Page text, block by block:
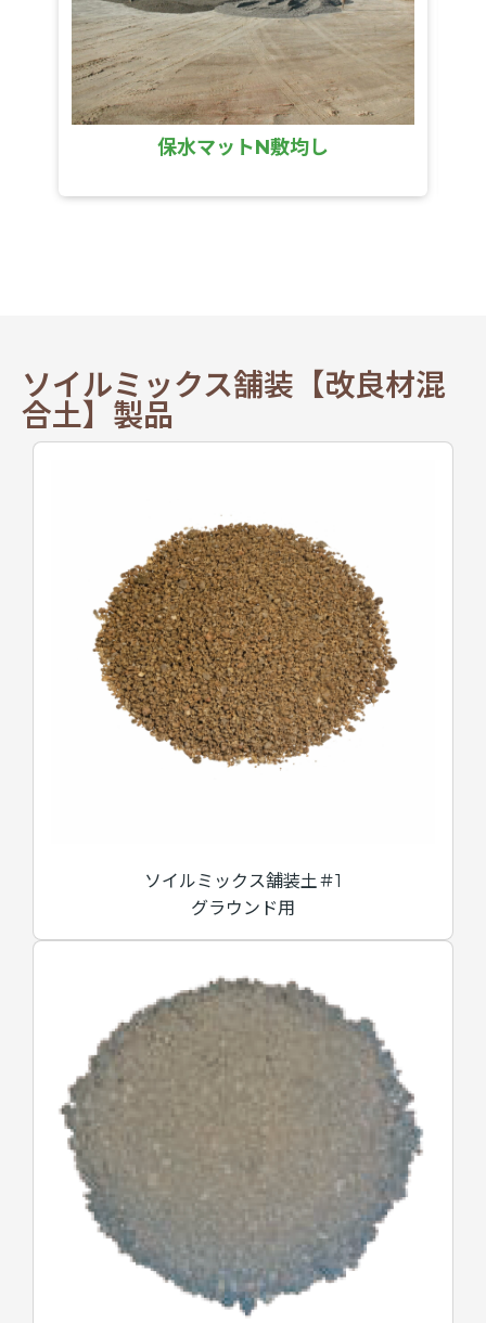
保水マットN敷均し
ソイルミックス舗装【改良材混
合土】製品
ソイルミックス舗装土＃1
グラウンド用